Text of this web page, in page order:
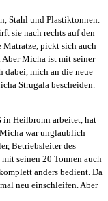
Stahl und Plastiktonnen.
sie nach rechts auf den
Matratze, pickt sich auch
Aber Micha ist mit seiner
mich an die neue
Strugala bescheiden.
in Heilbronn arbeitet, hat
war unglaublich
Betriebsleiter des
seinen 20 Tonnen auch
anders bedient. Da
neu einschleifen. Aber